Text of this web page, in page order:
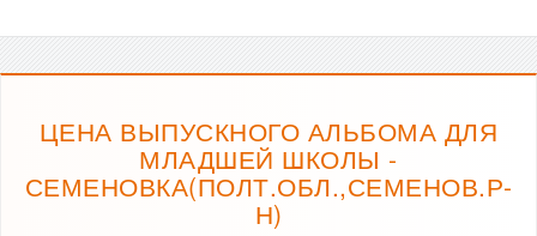
ЦЕНА ВЫПУСКНОГО АЛЬБОМА ДЛЯ
МЛАДШЕЙ ШКОЛЫ -
СЕМЕНОВКА(ПОЛТ.ОБЛ.,СЕМЕНОВ.Р-
Н)